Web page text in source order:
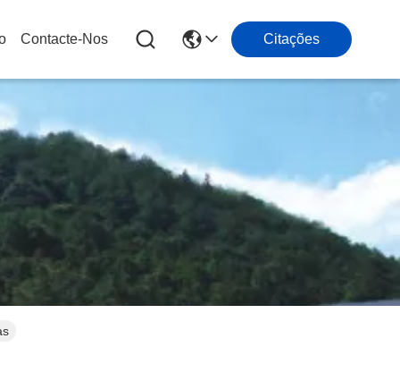
Contacte-Nos Citações